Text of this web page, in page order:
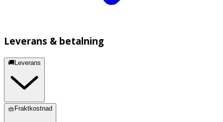
Leverans & betalning
🚚Leverans
🧺Fraktkostnad